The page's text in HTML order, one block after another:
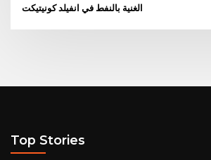
الغنية بالنفط في انفيلد كونيتيكت
Top Stories